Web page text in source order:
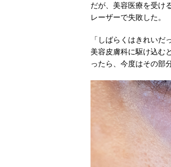
だが、美容医療を受け
レーザーで失敗した。
「しばらくはきれい
美容皮膚科に駆け込む
ったら、今度はその部